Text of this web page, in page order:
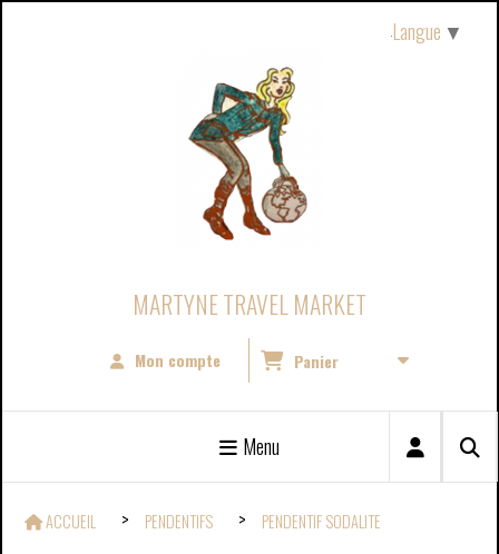
MARTYNE TRAVEL MARKET
Mon compte Panier
Menu
ACCUEIL PENDENTIFS PENDENTIF SODALITE
Langue ▼
Panneau de gestion des cookies